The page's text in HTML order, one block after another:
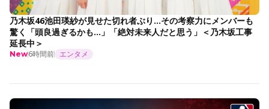
乃木坂46池田瑛紗が見せた切れ者ぶり…その考察力にメンバーも
驚く「頭良過ぎるかも…」「絶対未来人だと思う」＜乃木坂工事
延長中＞
New6時間前 エンタメ